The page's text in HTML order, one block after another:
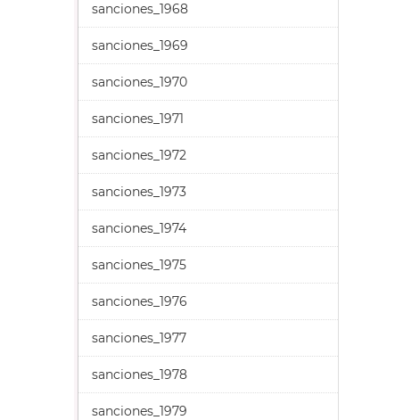
sanciones_1968
sanciones_1969
sanciones_1970
sanciones_1971
sanciones_1972
sanciones_1973
sanciones_1974
sanciones_1975
sanciones_1976
sanciones_1977
sanciones_1978
sanciones_1979